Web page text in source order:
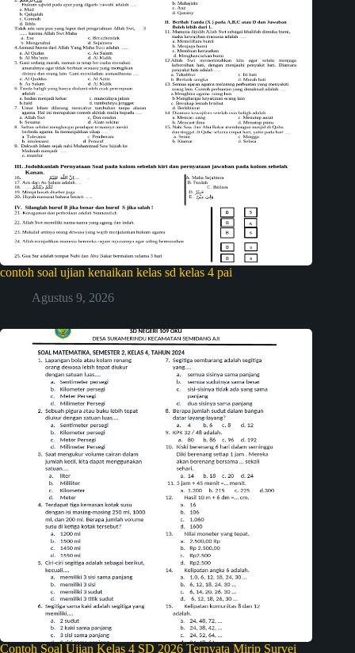
contoh soal ujian kenaikan kelas sd kelas 4 pai
Agustus 9, 2026
Contoh Soal Ujian Kelas 4 SD 2026 Ternyata Mirip Survei